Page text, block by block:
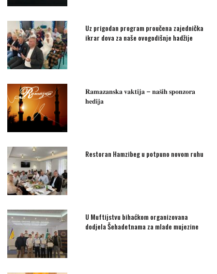
Uz prigodan program proučena zajednička
ikrar dova za naše ovogodišnje hadžije
𝐑𝐚𝐦𝐚𝐳𝐚𝐧𝐬𝐤𝐚 𝐯𝐚𝐤𝐭𝐢𝐣𝐚 – 𝐧𝐚𝐬̌𝐢𝐡 𝐬𝐩𝐨𝐧𝐳𝐨𝐫𝐚
𝐡𝐞𝐝𝐢𝐣𝐚
Restoran Hamzibeg u potpuno novom ruhu
U Muftijstvu bihaćkom organizovana
dodjela Šehadetnama za mlade mujezine